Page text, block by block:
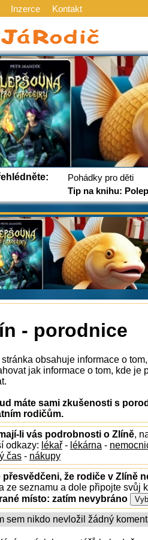
Inzerce Kontakt
Pohádky pro děti
Tip na knihu:
- porodnice
stránka obsahuje informace o
jak informace o tom, kde je
máte sami zkušenosti s
rodičům.
li vás podrobnosti o Zlíně,
odkazy: lékař - lékárna -
čas - nákupy
přesvědčeni, že rodiče v Zlíně
ze seznamu a dole připojte svůj
místo: zatím nevybráno
sem nikdo nevložil žádný